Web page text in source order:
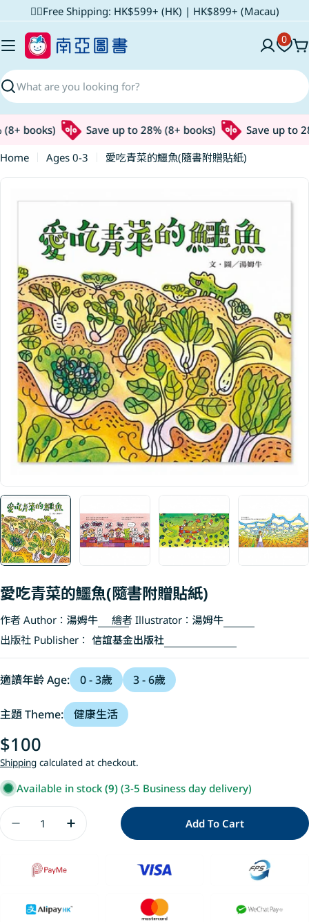
to
content
✌🏼Free Shipping: HK$599+ (HK) | HK$899+ (Macau)
Search
0
books) Save up to 28% (8+ books)
Save up to
Home
Ages 0-3
愛吃青菜的鱷魚(隨書附贈貼紙)
Skip
information
Open media 0 in modal
愛吃青菜的鱷魚(隨書附贈貼紙)
作者 Author： 湯姆牛 繪者 Illustrator： 湯姆牛
出版社 Publisher： 信誼基金出版社
適讀年齡 Age: 0 - 3歲 3 - 6歲
主題 Theme: 健康生活
Regular
price
$100
Shipping calculated at checkout.
Available in stock (9) (3-5 Business day delivery)
Decrease Quantity For 愛吃青菜的鱷魚(隨書附贈
Increase Quantity For 愛吃青菜的鱷魚(
Add To Cart